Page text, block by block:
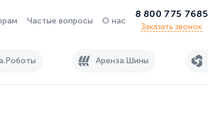
Частые вопросы О нас
8 800 775 7685
Заказать звонок
Аренза.Шины